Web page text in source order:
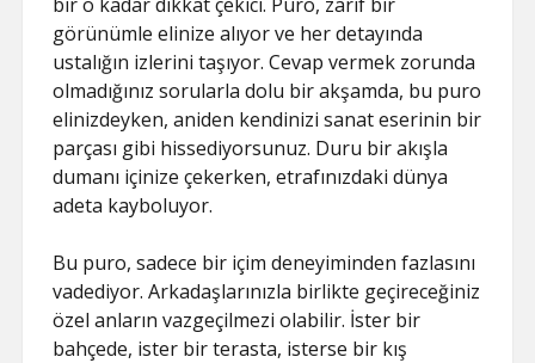
görünümle elinize alıyor ve her detayında
ustalığın izlerini taşıyor. Cevap vermek zorunda
olmadığınız sorularla dolu bir akşamda, bu puro
elinizdeyken, aniden kendinizi sanat eserinin bir
parçası gibi hissediyorsunuz. Duru bir akışla
dumanı içinize çekerken, etrafınızdaki dünya
adeta kayboluyor.
Bu puro, sadece bir içim deneyiminden fazlasını
vadediyor. Arkadaşlarınızla birlikte geçireceğiniz
özel anların vazgeçilmezi olabilir. İster bir
bahçede, ister bir terasta, isterse bir kış